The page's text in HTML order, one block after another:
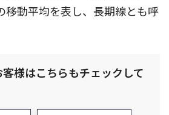
移動平均を表し、長期線とも呼
様はこちらもチェックして